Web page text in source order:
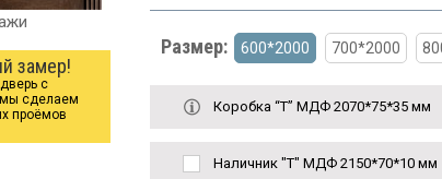
замер!
с
мы сделаем
проёмов
Размер: 600*2000 700*2000
Коробка “Т” МДФ 2070*75*35 мм
Наличник "Т" МДФ 2150*70*10 мм